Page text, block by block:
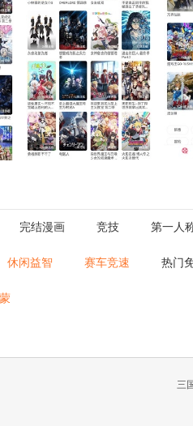
完结漫画 竞技 第一人
休闲益智 赛车竞速 热门
三